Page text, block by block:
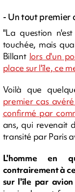
- Un tout premier
"La question
touchée, mais
Billant lors d'un
place sur l'île, ce
Voilà que
premier cas
confirmé par
ans, qui revenait
transité par Paris
L'homme en
contrairement à
sur l'île par